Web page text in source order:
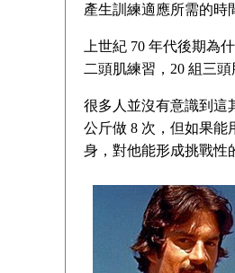
產生訓練適應所需的時
上世紀 70 年代後期為
二頭肌練習，20 組三
很多人並沒有意識到這
公斤做 8 次，但如果能
身，對他能形成挑戰性